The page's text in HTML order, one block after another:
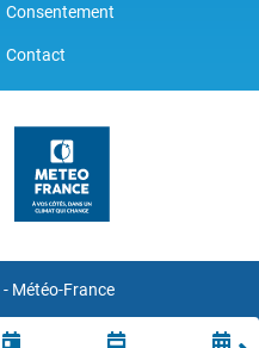
Consentement
Contact
Météo-France